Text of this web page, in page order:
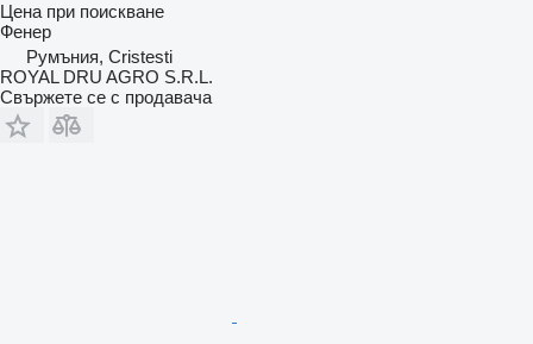
Цена при поискване
Фенер
Румъния, Cristesti
ROYAL DRU AGRO S.R.L.
Свържете се с продавача